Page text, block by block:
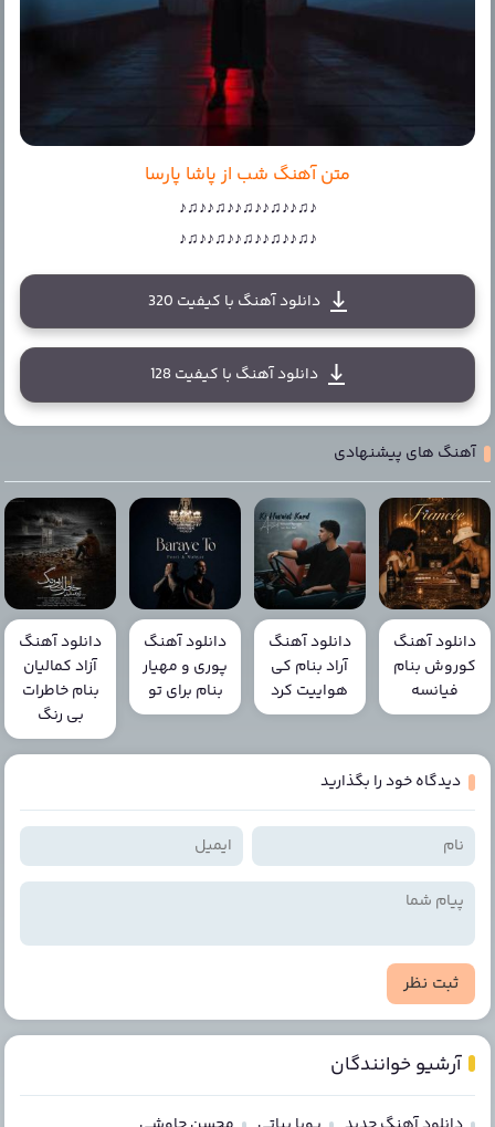
متن آهنگ شب از پاشا پارسا
♪♫♪♪♫♪♪♫♪♪♫♪♪♫♪
♪♫♪♪♫♪♪♫♪♪♫♪♪♫♪
دانلود آهنگ با کیفیت 320
دانلود آهنگ با کیفیت 128
آهنگ های پیشنهادی
دانلود آهنگ
کوروش بنام
فیانسه
دانلود آهنگ
آراد بنام کی
هواییت کرد
دانلود آهنگ
پوری و مهیار
بنام برای تو
دانلود آهنگ
آزاد کمالیان
بنام خاطرات
بی رنگ
دیدگاه خود را بگذارید
ثبت نظر
آرشیو خوانندگان